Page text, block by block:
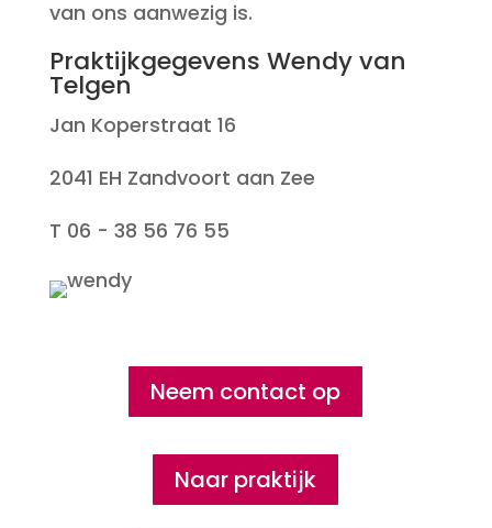
van ons aanwezig is.
Praktijkgegevens Wendy van
Telgen
Jan Koperstraat 16
2041 EH Zandvoort aan Zee
T 06 - 38 56 76 55
Neem contact op
Naar praktijk